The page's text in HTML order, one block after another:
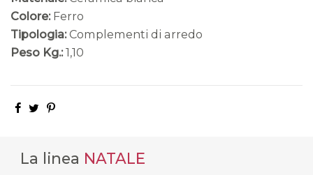
Colore: Ferro
Tipologia: Complementi di arredo
Peso Kg.: 1,10
La linea NATALE